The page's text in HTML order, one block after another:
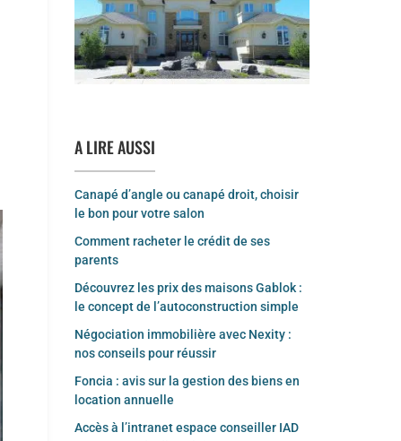
A LIRE AUSSI
Canapé d’angle ou canapé droit, choisir
le bon pour votre salon
Comment racheter le crédit de ses
parents
Découvrez les prix des maisons Gablok :
le concept de l’autoconstruction simple
Négociation immobilière avec Nexity :
nos conseils pour réussir
Foncia : avis sur la gestion des biens en
location annuelle
Accès à l’intranet espace conseiller IAD